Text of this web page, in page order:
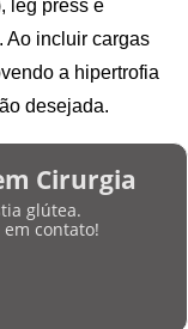
leg press e
Ao incluir cargas
a hipertrofia
desejada.
Cirurgia
glútea.
contato!